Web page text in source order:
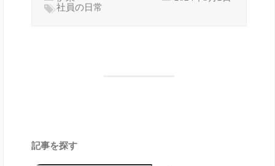
社員の日常
記事を探す